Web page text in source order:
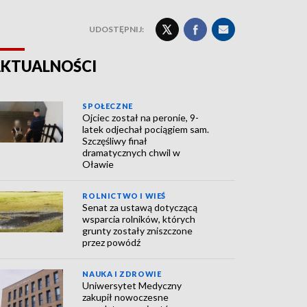
UDOSTĘPNIJ:
SPOŁECZNE
Ojciec został na peronie, 9-
latek odjechał pociągiem sam.
Szczęśliwy finał
dramatycznych chwil w
Oławie
ROLNICTWO I WIEŚ
Senat za ustawą dotyczącą
wsparcia rolników, których
grunty zostały zniszczone
przez powódź
NAUKA I ZDROWIE
Uniwersytet Medyczny
zakupił nowoczesne